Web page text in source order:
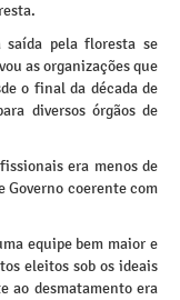
saída pela floresta se
as organizações que
o final da década de
diversos órgãos de
era menos de
Governo coerente com
equipe bem maior e
eleitos sob os ideais
ao desmatamento era